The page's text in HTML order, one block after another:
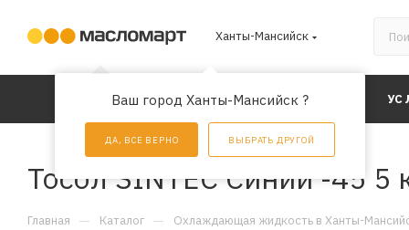
Ханты-Мансийск
Ваш город Ханты-Мансийск ?
ДА, ВСЕ ВЕРНО ВЫБРАТЬ ДРУГОЙ
КАТАЛОГ АКЦИИ
Тосол SINTEC Синий -45 5
Главная — Каталог — Охлаждающая жидкость в Ханты-